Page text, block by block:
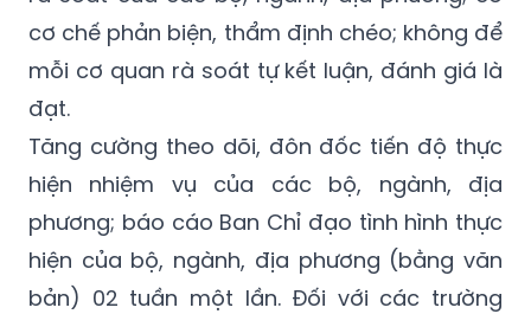
cơ chế phản biện, thẩm định chéo; không để
mỗi cơ quan rà soát tự kết luận, đánh giá là
đạt.
Tăng cường theo dõi, đôn đốc tiến độ thực
hiện nhiệm vụ của các bộ, ngành, địa
phương; báo cáo Ban Chỉ đạo tình hình thực
hiện của bộ, ngành, địa phương (bằng văn
bản) 02 tuần một lần. Đối với các trường